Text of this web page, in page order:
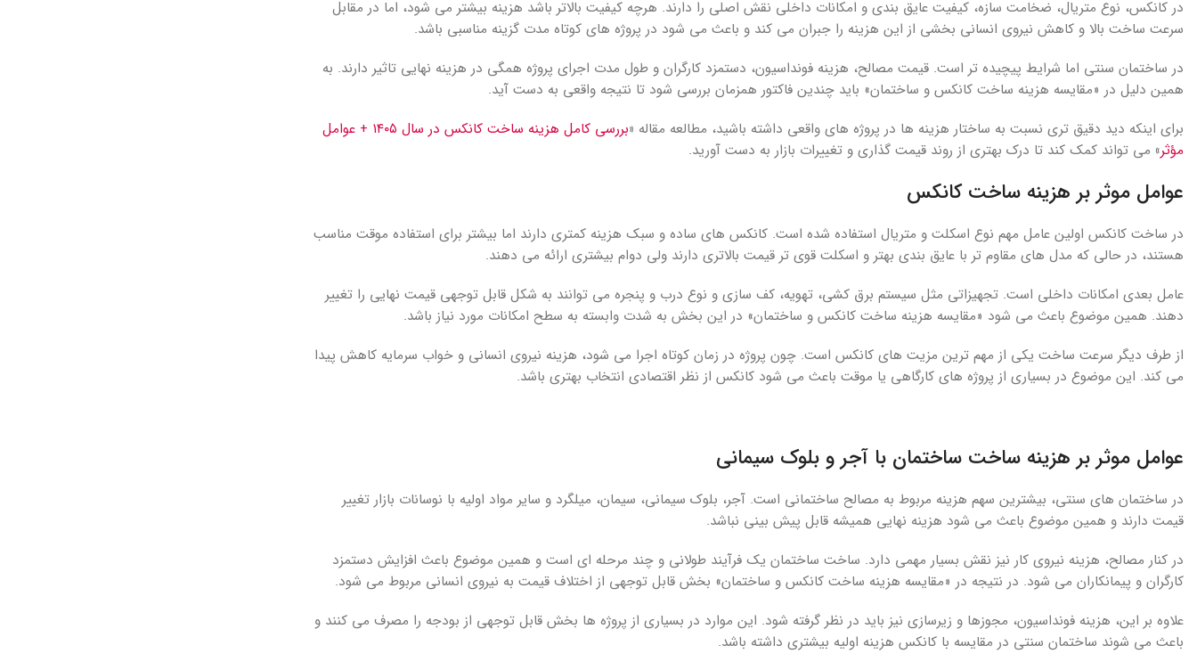
در کانکس، نوع متریال، ضخامت سازه، کیفیت عایق بندی و امکانات داخلی نقش اصلی را دارند. هرچه کیفیت بالاتر باشد هزینه بیشتر می شود، اما در مقابل
سرعت ساخت بالا و کاهش نیروی انسانی بخشی از این هزینه را جبران می کند و باعث می شود در پروژه های کوتاه مدت گزینه مناسبی باشد.
در ساختمان سنتی اما شرایط پیچیده تر است. قیمت مصالح، هزینه فونداسیون، دستمزد کارگران و طول مدت اجرای پروژه همگی در هزینه نهایی تاثیر دارند. به
همین دلیل در «مقایسه هزینه ساخت کانکس و ساختمان» باید چندین فاکتور همزمان بررسی شود تا نتیجه واقعی به دست آید.
برای اینکه دید دقیق تری نسبت به ساختار هزینه ها در پروژه های واقعی داشته باشید، مطالعه مقاله «
بررسی کامل هزینه ساخت کانکس در سال ۱۴۰۵ + عوامل
مؤثر» می تواند کمک کند تا درک بهتری از روند قیمت گذاری و تغییرات بازار به دست آورید.
عوامل موثر بر هزینه ساخت کانکس
در ساخت کانکس اولین عامل مهم نوع اسکلت و متریال استفاده شده است. کانکس های ساده و سبک هزینه کمتری دارند اما بیشتر برای استفاده موقت مناسب
هستند، در حالی که مدل های مقاوم تر با عایق بندی بهتر و اسکلت قوی تر قیمت بالاتری دارند ولی دوام بیشتری ارائه می دهند.
عامل بعدی امکانات داخلی است. تجهیزاتی مثل سیستم برق کشی، تهویه، کف سازی و نوع درب و پنجره می توانند به شکل قابل توجهی قیمت نهایی را تغییر
دهند. همین موضوع باعث می شود «مقایسه هزینه ساخت کانکس و ساختمان» در این بخش به شدت وابسته به سطح امکانات مورد نیاز باشد.
از طرف دیگر سرعت ساخت یکی از مهم ترین مزیت های کانکس است. چون پروژه در زمان کوتاه اجرا می شود، هزینه نیروی انسانی و خواب سرمایه کاهش پیدا
می کند. این موضوع در بسیاری از پروژه های کارگاهی یا موقت باعث می شود کانکس از نظر اقتصادی انتخاب بهتری باشد.
عوامل موثر بر هزینه ساخت ساختمان با آجر و بلوک سیمانی
در ساختمان های سنتی، بیشترین سهم هزینه مربوط به مصالح ساختمانی است. آجر، بلوک سیمانی، سیمان، میلگرد و سایر مواد اولیه با نوسانات بازار تغییر
قیمت دارند و همین موضوع باعث می شود هزینه نهایی همیشه قابل پیش بینی نباشد.
در کنار مصالح، هزینه نیروی کار نیز نقش بسیار مهمی دارد. ساخت ساختمان یک فرآیند طولانی و چند مرحله ای است و همین موضوع باعث افزایش دستمزد
کارگران و پیمانکاران می شود. در نتیجه در «مقایسه هزینه ساخت کانکس و ساختمان» بخش قابل توجهی از اختلاف قیمت به نیروی انسانی مربوط می شود.
علاوه بر این، هزینه فونداسیون، مجوزها و زیرسازی نیز باید در نظر گرفته شود. این موارد در بسیاری از پروژه ها بخش قابل توجهی از بودجه را مصرف می کنند و
باعث می شوند ساختمان سنتی در مقایسه با کانکس هزینه اولیه بیشتری داشته باشد.